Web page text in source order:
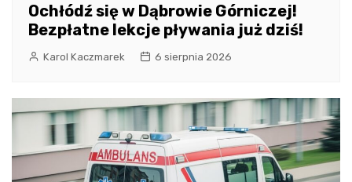
Ochłódź się w Dąbrowie Górniczej!
Bezpłatne lekcje pływania już dziś!
Karol Kaczmarek 6 sierpnia 2026